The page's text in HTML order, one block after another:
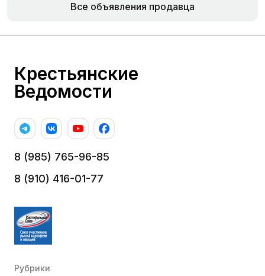
Все объявления продавца
Крестьянские
Ведомости
8 (985) 765-96-85
8 (910) 416-01-77
Рубрики